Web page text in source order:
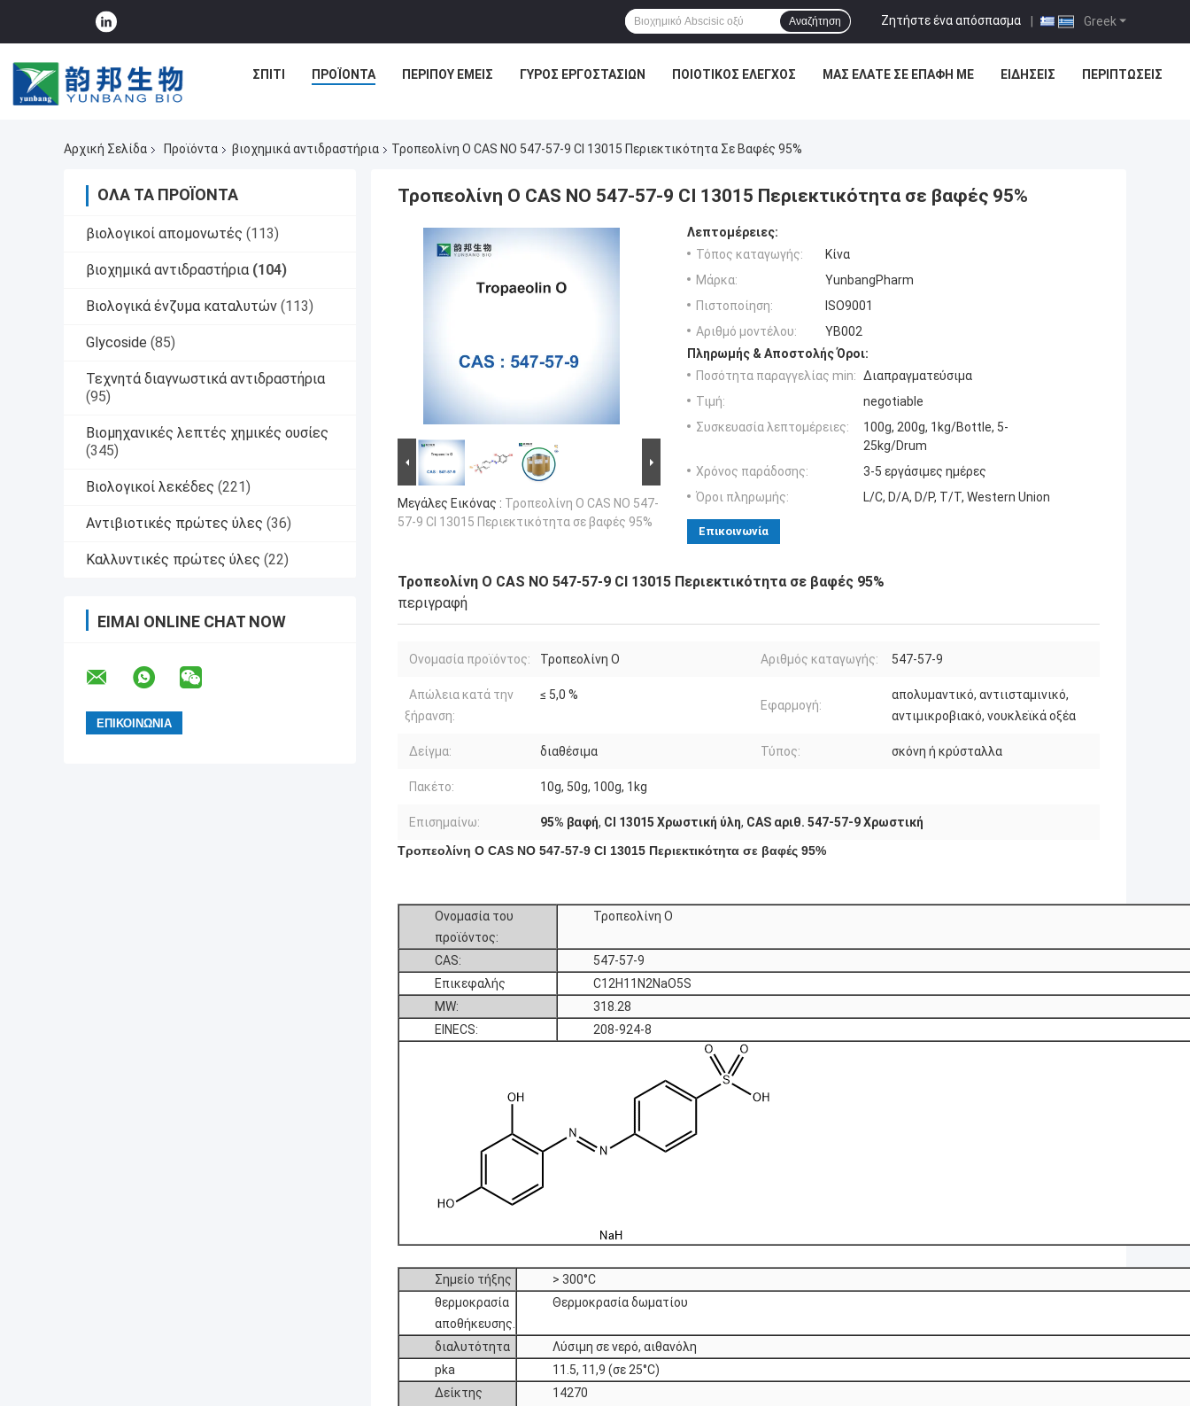
Greek
Ζητήστε ένα απόσπασμα |
Αναζήτηση
ΣΠΊΤΙ ΠΡΟΪΌΝΤΑ ΠΕΡΊΠΟΥ ΕΜΕΊΣ ΓΎΡΟΣ ΕΡΓΟΣΤΑΣΊΩΝ ΠΟΙΟΤΙΚΌΣ ΈΛΕΓΧΟΣ ΜΑΣ ΕΛΆΤΕ ΣΕ ΕΠΑΦΉ ΜΕ ΕΙΔΉΣΕΙΣ ΠΕΡΙΠΤΏΣΕΙΣ
Αρχική Σελίδα Προϊόντα βιοχημικά αντιδραστήρια Τροπεολίνη O CAS NO 547-57-9 CI 13015 Περιεκτικότητα Σε Βαφές 95%
ΌΛΑ ΤΑ ΠΡΟΪΌΝΤΑ
βιολογικοί απομονωτές (113)
βιοχημικά αντιδραστήρια (104)
Βιολογικά ένζυμα καταλυτών (113)
Glycoside (85)
Τεχνητά διαγνωστικά αντιδραστήρια
(95)
Βιομηχανικές λεπτές χημικές ουσίες
(345)
Βιολογικοί λεκέδες (221)
Αντιβιοτικές πρώτες ύλες (36)
Καλλυντικές πρώτες ύλες (22)
ΕΊΜΑΙ ONLINE CHAT NOW
Τροπεολίνη O CAS NO 547-57-9 CI 13015 Περιεκτικότητα σε βαφές 95%
Μεγάλες Εικόνας : Τροπεολίνη O CAS NO 547-
57-9 CI 13015 Περιεκτικότητα σε βαφές 95%
Λεπτομέρειες:
Τόπος καταγωγής:
Κίνα
Μάρκα:
YunbangPharm
Πιστοποίηση:
ISO9001
Αριθμό μοντέλου:
YB002
Πληρωμής & Αποστολής Όροι:
Ποσότητα παραγγελίας min: Διαπραγματεύσιμα
Τιμή:
negotiable
Συσκευασία λεπτομέρειες:
100g, 200g, 1kg/Bottle, 5-
25kg/Drum
Χρόνος παράδοσης:
3-5 εργάσιμες ημέρες
Όροι πληρωμής:
L/C, D/A, D/P, T/T, Western Union
Επικοινωνία
Τροπεολίνη O CAS NO 547-57-9 CI 13015 Περιεκτικότητα σε βαφές 95%
περιγραφή
Ονομασία προϊόντος: Τροπεολίνη O Αριθμός καταγωγής: 547-57-9
Απώλεια κατά την
ξήρανση:
≤ 5,0 %
Εφαρμογή:
απολυμαντικό, αντιισταμινικό,
αντιμικροβιακό, νουκλεϊκά οξέα
Δείγμα: διαθέσιμα Τύπος: σκόνη ή κρύσταλλα
Πακέτο: 10g, 50g, 100g, 1kg
Επισημαίνω: 95% βαφή, CI 13015 Χρωστική ύλη, CAS αριθ. 547-57-9 Χρωστική
Τροπεολίνη O CAS NO 547-57-9 CI 13015 Περιεκτικότητα σε βαφές 95%
Ονομασία του
προϊόντος:
Τροπεολίνη O
CAS:
547-57-9
Επικεφαλής
C12H11N2NaO5S
MW:
318.28
EINECS:
208-924-8
Σημείο τήξης
> 300°C
θερμοκρασία
αποθήκευσης.
Θερμοκρασία δωματίου
διαλυτότητα
Λύσιμη σε νερό, αιθανόλη
pka
11.5, 11,9 (σε 25°C)
Δείκτης
14270